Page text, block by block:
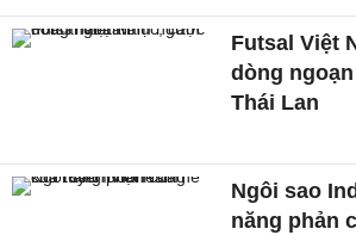
Futsal Việt
dòng
Thái Lan
Ngôi sao
năng phản